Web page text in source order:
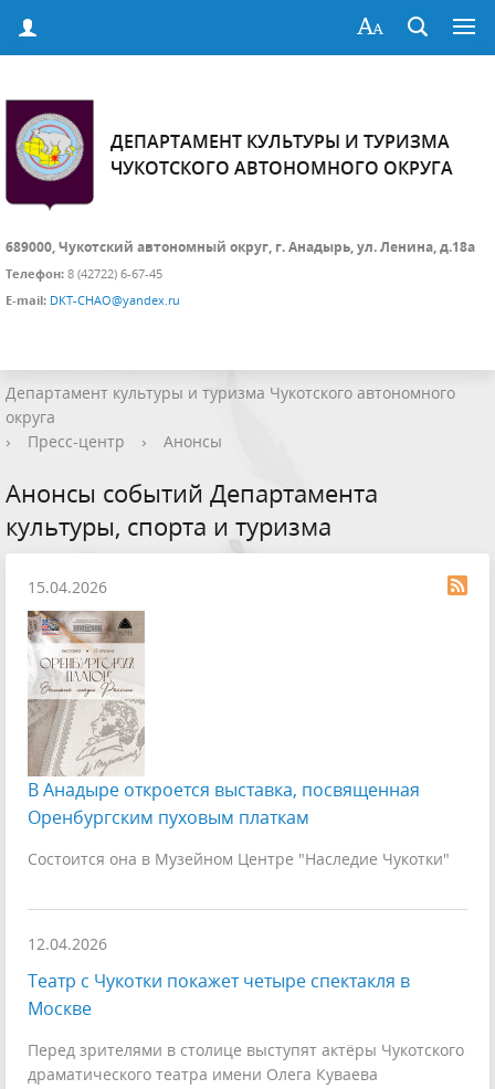
ДЕПАРТАМЕНТ КУЛЬТУРЫ И ТУРИЗМА
ЧУКОТСКОГО АВТОНОМНОГО ОКРУГА
689000, Чукотский автономный округ, г. Анадырь, ул. Ленина, д.18а
Телефон: 8 (42722) 6-67-45
E-mail: DKT-CHAO@yandex.ru
Департамент культуры и туризма Чукотского автономного
округа
›
Пресс-центр › Анонсы
Анонсы событий Департамента
культуры, спорта и туризма
15.04.2026
В Анадыре откроется выставка, посвященная
Оренбургским пуховым платкам
Состоится она в Музейном Центре "Наследие Чукотки"
12.04.2026
Театр с Чукотки покажет четыре спектакля в
Москве
Перед зрителями в столице выступят актёры Чукотского
драматического театра имени Олега Куваева